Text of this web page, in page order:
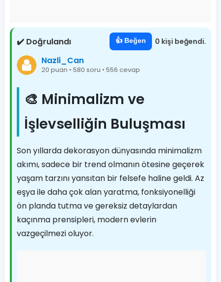
✔️ Doğrulandı 👍 Beğen 0 kişi beğendi.
Nazli_Can
20 puan • 580 soru • 556 cevap
🎨 Minimalizm ve
İşlevselliğin Buluşması
Son yıllarda dekorasyon dünyasında minimalizm
akımı, sadece bir trend olmanın ötesine geçerek
yaşam tarzını yansıtan bir felsefe haline geldi. Az
eşya ile daha çok alan yaratma, fonksiyonelliği
ön planda tutma ve gereksiz detaylardan
kaçınma prensipleri, modern evlerin
vazgeçilmezi oluyor.